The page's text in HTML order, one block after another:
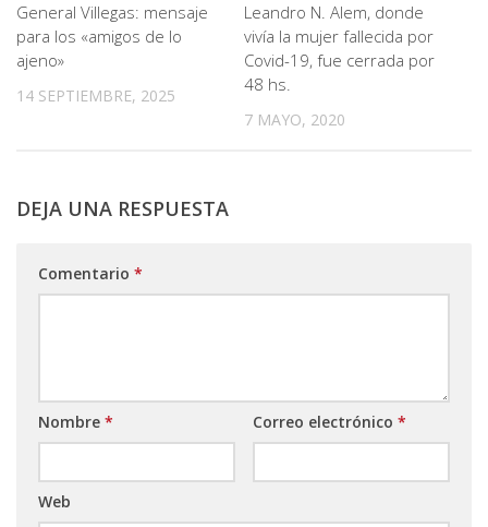
General Villegas: mensaje
para los «amigos de lo
ajeno»
14 SEPTIEMBRE, 2025
Leandro N. Alem, donde
vivía la mujer fallecida por
Covid-19, fue cerrada por
48 hs.
7 MAYO, 2020
DEJA UNA RESPUESTA
Comentario *
Nombre * Correo electrónico *
Web